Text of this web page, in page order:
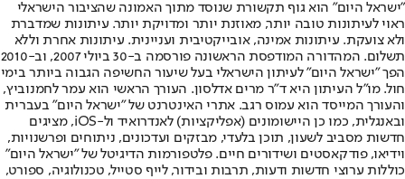
"ישראל היום" הוא גוף תקשורת שנוסד מתוך האמונה שהציבור הישראלי
ראוי לעיתונות טובה יותר, מאוזנת יותר ומדויקת יותר. עיתונות שמדברת
ולא צועקת. עיתונות אמינה, אובייקטיבית ועניינית. עיתונות אחרת וללא
תשלום. המהדורה המודפסת הראשונה פורסמה ב-30 ביולי 2007, וב-2010
הפך "ישראל היום" לעיתון הישראלי בעל שיעור החשיפה הגבוה ביותר בימי
חול. מו"ל העיתון היא ד"ר מרים אדלסון. העורך הראשי הוא עמר לחמנוביץ,
והעורך המייסד הוא עמוס רגב. אתרי האינטרנט של "ישראל היום" בעברית
ובאנגלית, כמו כן היישומונים (אפליקציות) לאנדרואיד ול-iOS, מציגים
חדשות מסביב לשעון, תוכן בלעדי, מבזקים ועדכונים, ניתוחים ופרשנויות,
וידיאו, פודקאסטים ושידורים חיים. פלטפורמות הדיגיטל של "ישראל היום"
כוללות ערוצי חדשות ודעות, תרבות ובידור, לייף סטייל, טכנולוגיה, ספורט,